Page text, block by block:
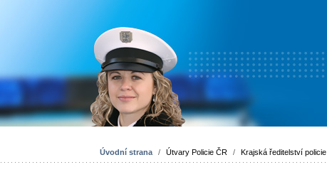
Úvodní strana / Útvary Policie ČR / Krajská ředitelství policie